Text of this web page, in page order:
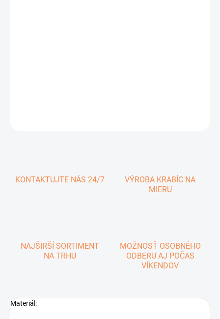
KONTAKTUJTE NÁS 24/7
VÝROBA KRABÍC NA
MIERU
NAJŠIRŠÍ SORTIMENT
NA TRHU
MOŽNOSŤ OSOBNÉHO
ODBERU AJ POČAS
VÍKENDOV
Materiál: